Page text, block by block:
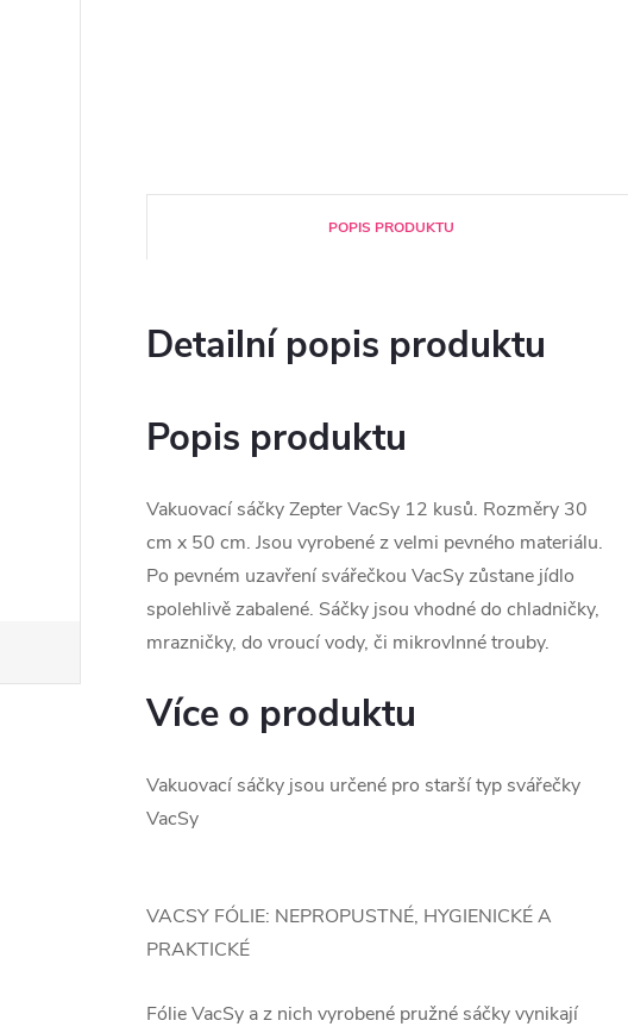
POPIS PRODUKTU
Detailní popis produktu
Popis produktu
Vakuovací sáčky Zepter VacSy 12 kusů. Rozměry 30
cm x 50 cm. Jsou vyrobené z velmi pevného materiálu.
Po pevném uzavření svářečkou VacSy zůstane jídlo
spolehlivě zabalené. Sáčky jsou vhodné do chladničky,
mrazničky, do vroucí vody, či mikrovlnné trouby.
Více o produktu
Vakuovací sáčky jsou určené pro starší typ svářečky
VacSy
VACSY FÓLIE: NEPROPUSTNÉ, HYGIENICKÉ A
PRAKTICKÉ
Fólie VacSy a z nich vyrobené pružné sáčky vynikají